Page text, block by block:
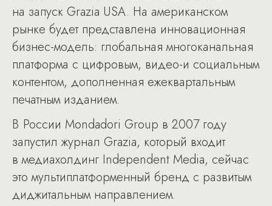
на запуск Grazia USA. На американском
рынке будет представлена инновационная
бизнес-модель: глобальная многоканальная
платформа с цифровым, видео-и социальным
контентом, дополненная ежеквартальным
печатным изданием.
В России Mondadori Group в 2007 году
запустил журнал Grazia, который входит
в медиахолдинг Independent Media, сейчас
это мультиплатформенный бренд с развитым
диджитальным направлением.